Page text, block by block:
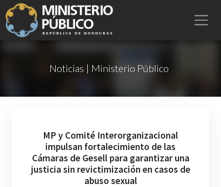
Noticias | Ministerio Público
MP y Comité Interorganizacional
impulsan fortalecimiento de las
Cámaras de Gesell para garantizar una
justicia sin revictimización en casos de
abuso sexual